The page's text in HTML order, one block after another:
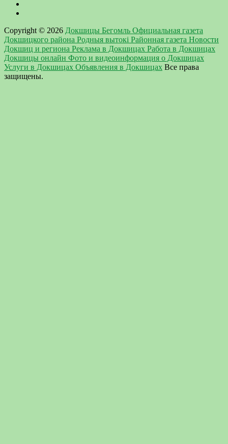
Copyright © 2026 Докшицы Бегомль Официальная газета
Докшицкого района Родныя вытокi Районная газета Новости
Докшиц и региона Реклама в Докшицах Работа в Докшицах
Докшицы онлайн Фото и видеоинформация о Докшицах
Услуги в Докшицах Объявления в Докшицах Все права
защищены.